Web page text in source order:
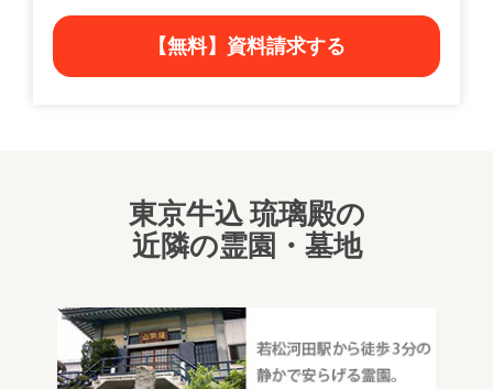
【無料】資料請求する
東京牛込 琉璃殿の
近隣の霊園・墓地